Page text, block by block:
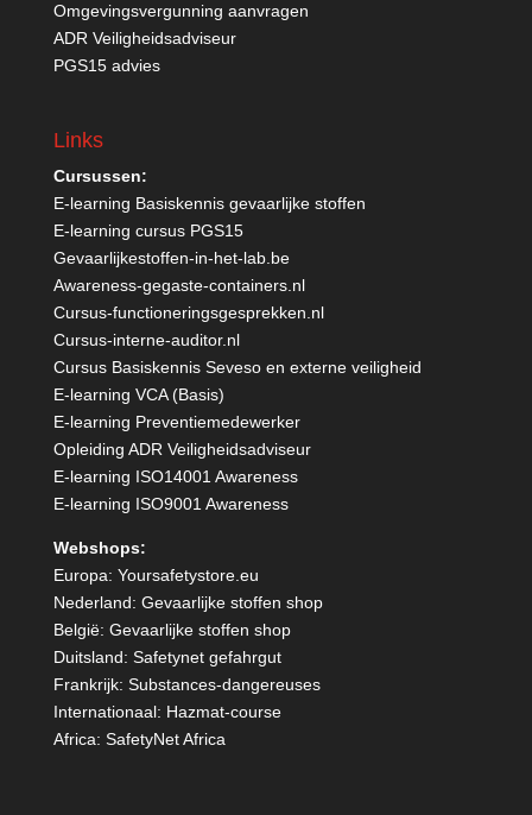
Omgevingsvergunning aanvragen
ADR Veiligheidsadviseur
PGS15 advies
Links
Cursussen:
E-learning Basiskennis gevaarlijke stoffen
E-learning cursus PGS15
Gevaarlijkestoffen-in-het-lab.be
Awareness-gegaste-containers.nl
Cursus-functioneringsgesprekken.nl
Cursus-interne-auditor.nl
Cursus Basiskennis Seveso en externe veiligheid
E-learning VCA (Basis)
E-learning Preventiemedewerker
Opleiding ADR Veiligheidsadviseur
E-learning ISO14001 Awareness
E-learning ISO9001 Awareness
Webshops:
Europa: Yoursafetystore.eu
Nederland: Gevaarlijke stoffen shop
België: Gevaarlijke stoffen shop
Duitsland: Safetynet gefahrgut
Frankrijk: Substances-dangereuses
Internationaal: Hazmat-course
Africa: SafetyNet Africa